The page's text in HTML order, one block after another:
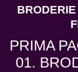
PRIMA
01.